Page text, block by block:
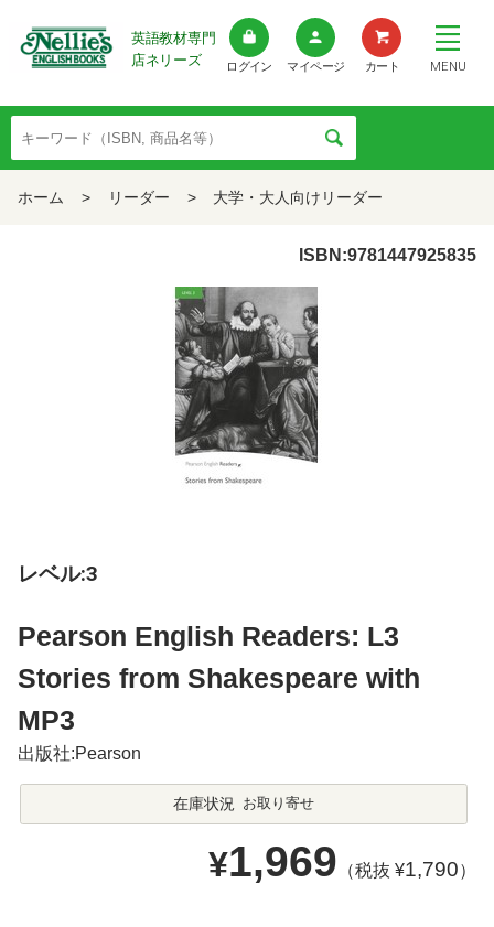
英語教材専門
店ネリーズ
ログイン マイページ カート MENU
ホーム > リーダー > 大学・大人向けリーダー
ISBN:9781447925835
レベル:3
Pearson English Readers: L3
Stories from Shakespeare with
MP3
出版社:Pearson
在庫状況 お取り寄せ
¥1,969 （税抜 ¥1,790）